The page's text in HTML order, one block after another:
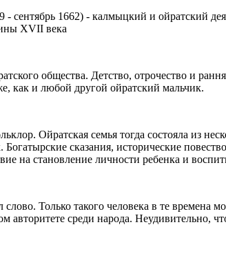
1662) - калмыцкий и ойратский
XVII века
общества. Детство, отрочество и
как и любой другой ойратский мальчик.
Ойратская семья тогда состояла из
сказания, исторические
на становление личности ребенка и
Только такого человека в те времена
авторитете среди народа.